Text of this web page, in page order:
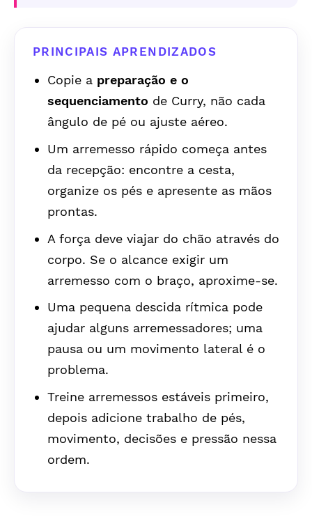
PRINCIPAIS APRENDIZADOS
Copie a preparação e o
sequenciamento de Curry, não cada
ângulo de pé ou ajuste aéreo.
Um arremesso rápido começa antes
da recepção: encontre a cesta,
organize os pés e apresente as mãos
prontas.
A força deve viajar do chão através do
corpo. Se o alcance exigir um
arremesso com o braço, aproxime-se.
Uma pequena descida rítmica pode
ajudar alguns arremessadores; uma
pausa ou um movimento lateral é o
problema.
Treine arremessos estáveis primeiro,
depois adicione trabalho de pés,
movimento, decisões e pressão nessa
ordem.